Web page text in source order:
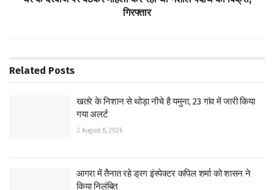
गिरफ्तार
Related Posts
खतरे के निशान से थोड़ा नीचे है यमुना, 23 गांव में जारी किया
गया अलर्ट
August 8, 2026
आगरा में तैनात रहे ड्रग इंस्पेक्टर कपिल शर्मा को शासन ने
किया निलंबित